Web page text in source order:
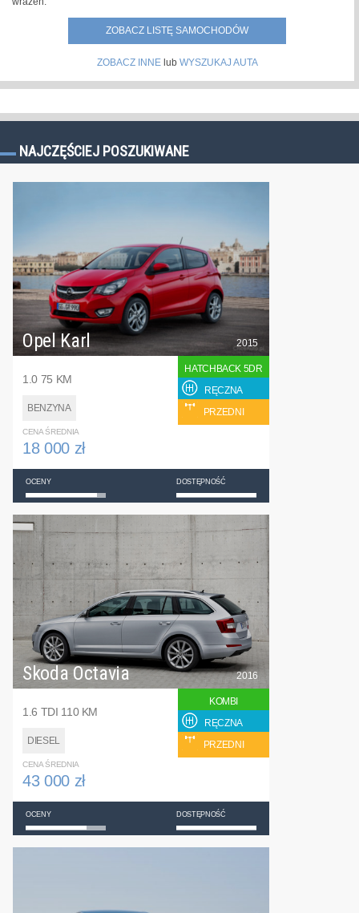
ZOBACZ LISTĘ SAMOCHODÓW
ZOBACZ INNElub WYSZUKAJ AUTA
NAJCZĘŚCIEJ POSZUKIWANE
Opel Karl
1.0 75 KM
BENZYNA
2015
HATCHBACK 5DR
RĘCZNA
PRZEDNI
CENA ŚREDNIA
18 000 zł
OCENY DOSTĘPNOŚĆ
Skoda Octavia
1.6 TDI 110 KM
DIESEL
2016
KOMBI
RĘCZNA
PRZEDNI
CENA ŚREDNIA
43 000 zł
OCENY DOSTĘPNOŚĆ